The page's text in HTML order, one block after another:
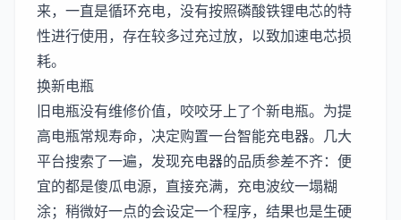
来，一直是循环充电，没有按照磷酸铁锂电芯的特
性进行使用，存在较多过充过放，以致加速电芯损
耗。
换新电瓶
旧电瓶没有维修价值，咬咬牙上了个新电瓶。为提
高电瓶常规寿命，决定购置一台智能充电器。几大
平台搜索了一遍，发现充电器的品质参差不齐：便
宜的都是傻瓜电源，直接充满，充电波纹一塌糊
涂；稍微好一点的会设定一个程序，结果也是生硬